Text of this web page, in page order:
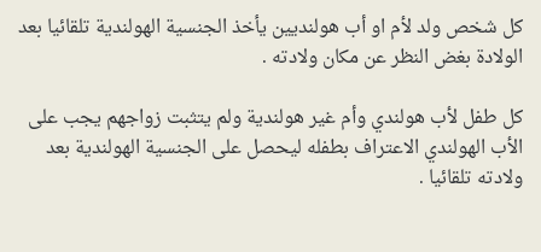
كل شخص ولد لأم او أب هولنديين يأخذ الجنسية الهولندية تلقائيا بعد
الولادة بغض النظر عن مكان ولادته .
كل طفل لأب هولندي وأم غير هولندية ولم يتثبت زواجهم يجب على
الأب الهولندي الاعتراف بطفله ليحصل على الجنسية الهولندية بعد
ولادته تلقائيا .